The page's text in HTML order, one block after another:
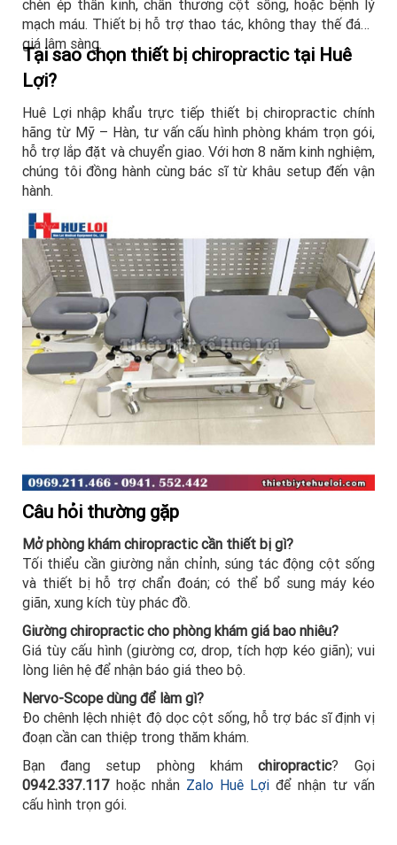
chèn ép thần kinh, chấn thương cột sống, hoặc bệnh lý
mạch máu. Thiết bị hỗ trợ thao tác, không thay thế đánh
giá lâm sàng.
Tại sao chọn thiết bị chiropractic tại Huê
Lợi?
Huê Lợi nhập khẩu trực tiếp thiết bị chiropractic chính
hãng từ Mỹ – Hàn, tư vấn cấu hình phòng khám trọn gói,
hỗ trợ lắp đặt và chuyển giao. Với hơn 8 năm kinh nghiệm,
chúng tôi đồng hành cùng bác sĩ từ khâu setup đến vận
hành.
Câu hỏi thường gặp
Mở phòng khám chiropractic cần thiết bị gì?
Tối thiểu cần giường nắn chỉnh, súng tác động cột sống
và thiết bị hỗ trợ chẩn đoán; có thể bổ sung máy kéo
giãn, xung kích tùy phác đồ.
Giường chiropractic cho phòng khám giá bao nhiêu?
Giá tùy cấu hình (giường cơ, drop, tích hợp kéo giãn); vui
lòng liên hệ để nhận báo giá theo bộ.
Nervo-Scope dùng để làm gì?
Đo chênh lệch nhiệt độ dọc cột sống, hỗ trợ bác sĩ định vị
đoạn cần can thiệp trong thăm khám.
Bạn đang setup phòng khám chiropractic? Gọi
0942.337.117 hoặc nhắn Zalo Huê Lợi để nhận tư vấn
cấu hình trọn gói.